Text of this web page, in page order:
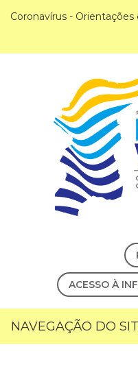
Coronavírus -
ACESSO À
NAVEGAÇÃO DO